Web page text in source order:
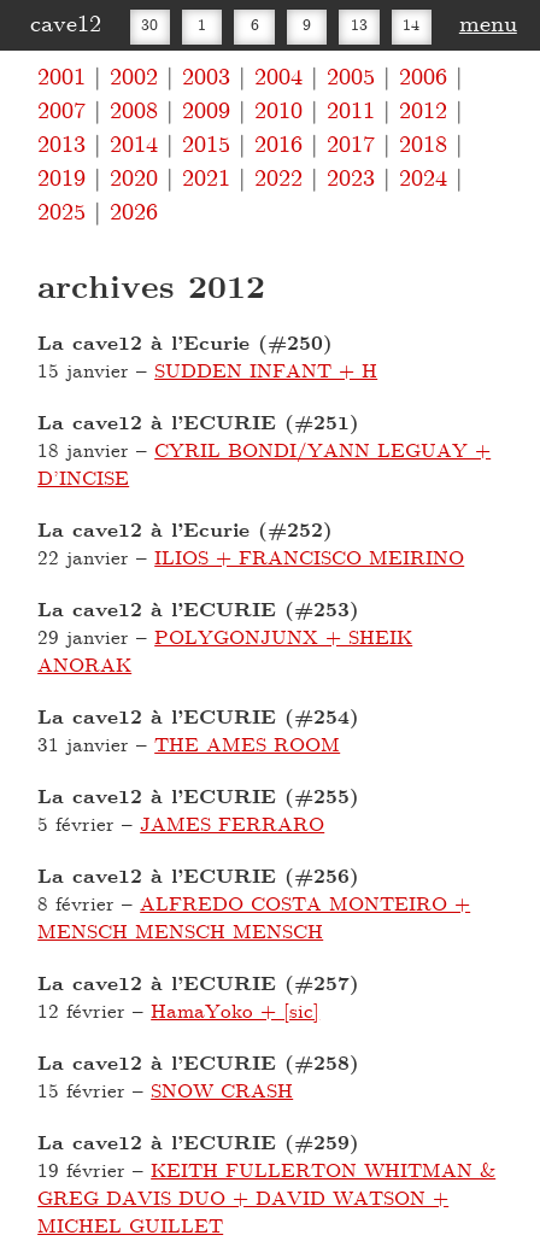
cave12 30 1 6 9 13 14
16 20 27 30
menu
2001
2002 2003 2004 2005
2006
2007
2008 2009 2010 2011
2012
2013
2014 2015 2016 2017
2018
2019
2020 2021 2022 2023
2024
2025
2026
archives 2012
La cave12 à l’Ecurie (#250)
15 janvier – SUDDEN INFANT + H
La cave12 à l’ECURIE (#251)
18 janvier – CYRIL BONDI/YANN LEGUAY +
D’INCISE
La cave12 à l’Ecurie (#252)
22 janvier –ILIOS + FRANCISCO MEIRINO
La cave12 à l’ECURIE (#253)
29 janvier –POLYGONJUNX + SHEIK
ANORAK
La cave12 à l’ECURIE (#254)
31 janvier –THE AMES ROOM
La cave12 à l’ECURIE (#255)
5 février –JAMES FERRARO
La cave12 à l’ECURIE (#256)
8 février –ALFREDO COSTA MONTEIRO +
MENSCH MENSCH MENSCH
La cave12 à l’ECURIE (#257)
12 février –HamaYoko + [sic]
La cave12 à l’ECURIE (#258)
15 février – SNOW CRASH
La cave12 à l’ECURIE (#259)
19 février –KEITH FULLERTON WHITMAN &
GREG DAVIS DUO + DAVID WATSON +
MICHEL GUILLET